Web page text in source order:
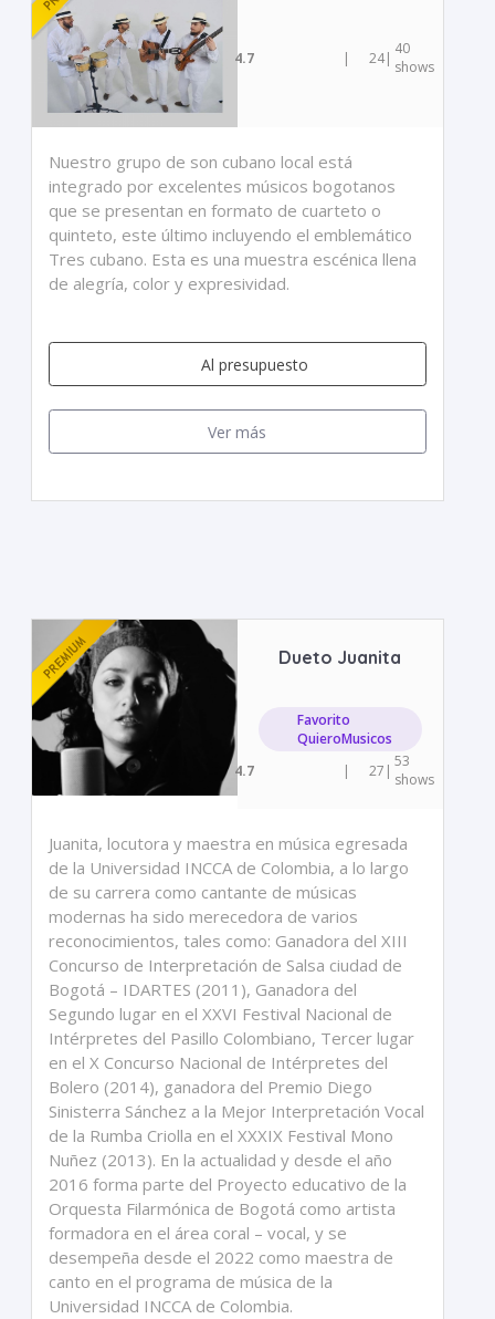
4.7 | 24| 40
shows
Nuestro grupo de son cubano local está
integrado por excelentes músicos bogotanos
que se presentan en formato de cuarteto o
quinteto, este último incluyendo el emblemático
Tres cubano. Esta es una muestra escénica llena
de alegría, color y expresividad.
Al presupuesto
Ver más
Dueto Juanita
Favorito
QuieroMusicos
4.7
| 27 | 53
shows
Juanita, locutora y maestra en música egresada
de la Universidad INCCA de Colombia, a lo largo
de su carrera como cantante de músicas
modernas ha sido merecedora de varios
reconocimientos, tales como: Ganadora del XIII
Concurso de Interpretación de Salsa ciudad de
Bogotá – IDARTES (2011), Ganadora del
Segundo lugar en el XXVI Festival Nacional de
Intérpretes del Pasillo Colombiano, Tercer lugar
en el X Concurso Nacional de Intérpretes del
Bolero (2014), ganadora del Premio Diego
Sinisterra Sánchez a la Mejor Interpretación Vocal
de la Rumba Criolla en el XXXIX Festival Mono
Nuñez (2013). En la actualidad y desde el año
2016 forma parte del Proyecto educativo de la
Orquesta Filarmónica de Bogotá como artista
formadora en el área coral – vocal, y se
desempeña desde el 2022 como maestra de
canto en el programa de música de la
Universidad INCCA de Colombia.